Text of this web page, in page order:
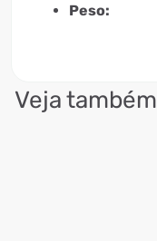
Peso:
Veja também